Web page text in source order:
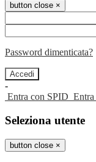
button close ×
Password dimenticata?
-
Entra con SPID
Seleziona utente
button close ×